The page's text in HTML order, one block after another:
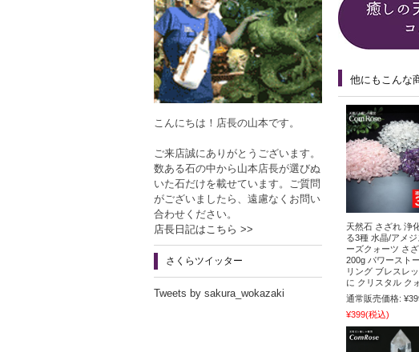
他にもこんな
天然石 さざれ 浄
る3種 水晶/アメジ
ーズクォーツ さ
200g パワースト
リング ブレスレ
に クリスタル ク
通常販売価格:
¥399(税込)
こんにちは！店長の山本です。
ご来店誠にありがとうございます。
数ある石の中から山本店長が選びぬ
いた石だけを載せています。ご質問
がございましたら、遠慮なくお問い
合わせください。
店長日記はこちら >>
さくらツイッター
Tweets by sakura_wokazaki